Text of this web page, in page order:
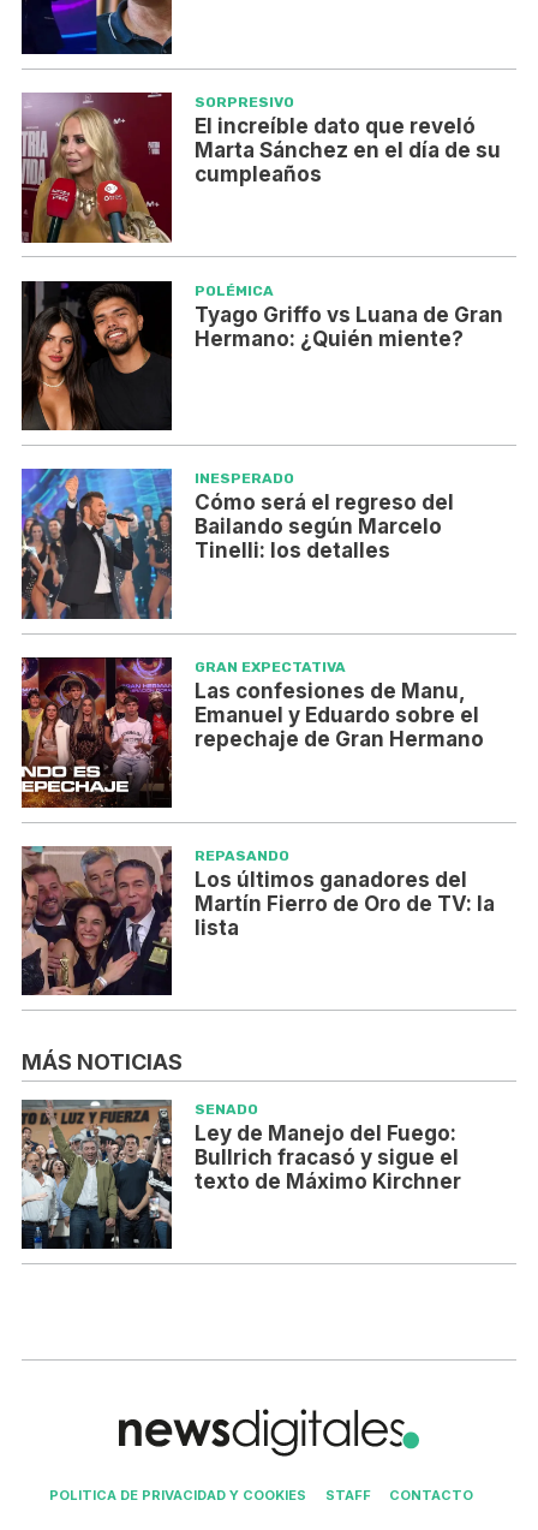
SORPRESIVO
El increíble dato que reveló
Marta Sánchez en el día de su
cumpleaños
POLÉMICA
Tyago Griffo vs Luana de Gran
Hermano: ¿Quién miente?
INESPERADO
Cómo será el regreso del
Bailando según Marcelo
Tinelli: los detalles
GRAN EXPECTATIVA
Las confesiones de Manu,
Emanuel y Eduardo sobre el
repechaje de Gran Hermano
REPASANDO
Los últimos ganadores del
Martín Fierro de Oro de TV: la
lista
MÁS NOTICIAS
SENADO
Ley de Manejo del Fuego:
Bullrich fracasó y sigue el
texto de Máximo Kirchner
POLITICA DE PRIVACIDAD Y COOKIES STAFF CONTACTO